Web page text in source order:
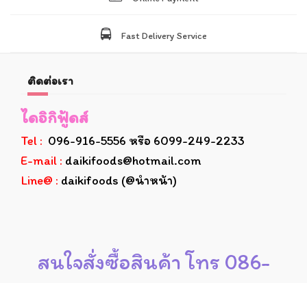
Fast Delivery Service
ติดต่อเรา
ไดอิกิฟู้ดส์
Tel : 096-916-5556 หรือ 6099-249-2233
E-mail : daikifoods@hotmail.com
Line@ : daikifoods (@นำหน้า)
สนใจสั่งซื้อสินค้า โทร 086-